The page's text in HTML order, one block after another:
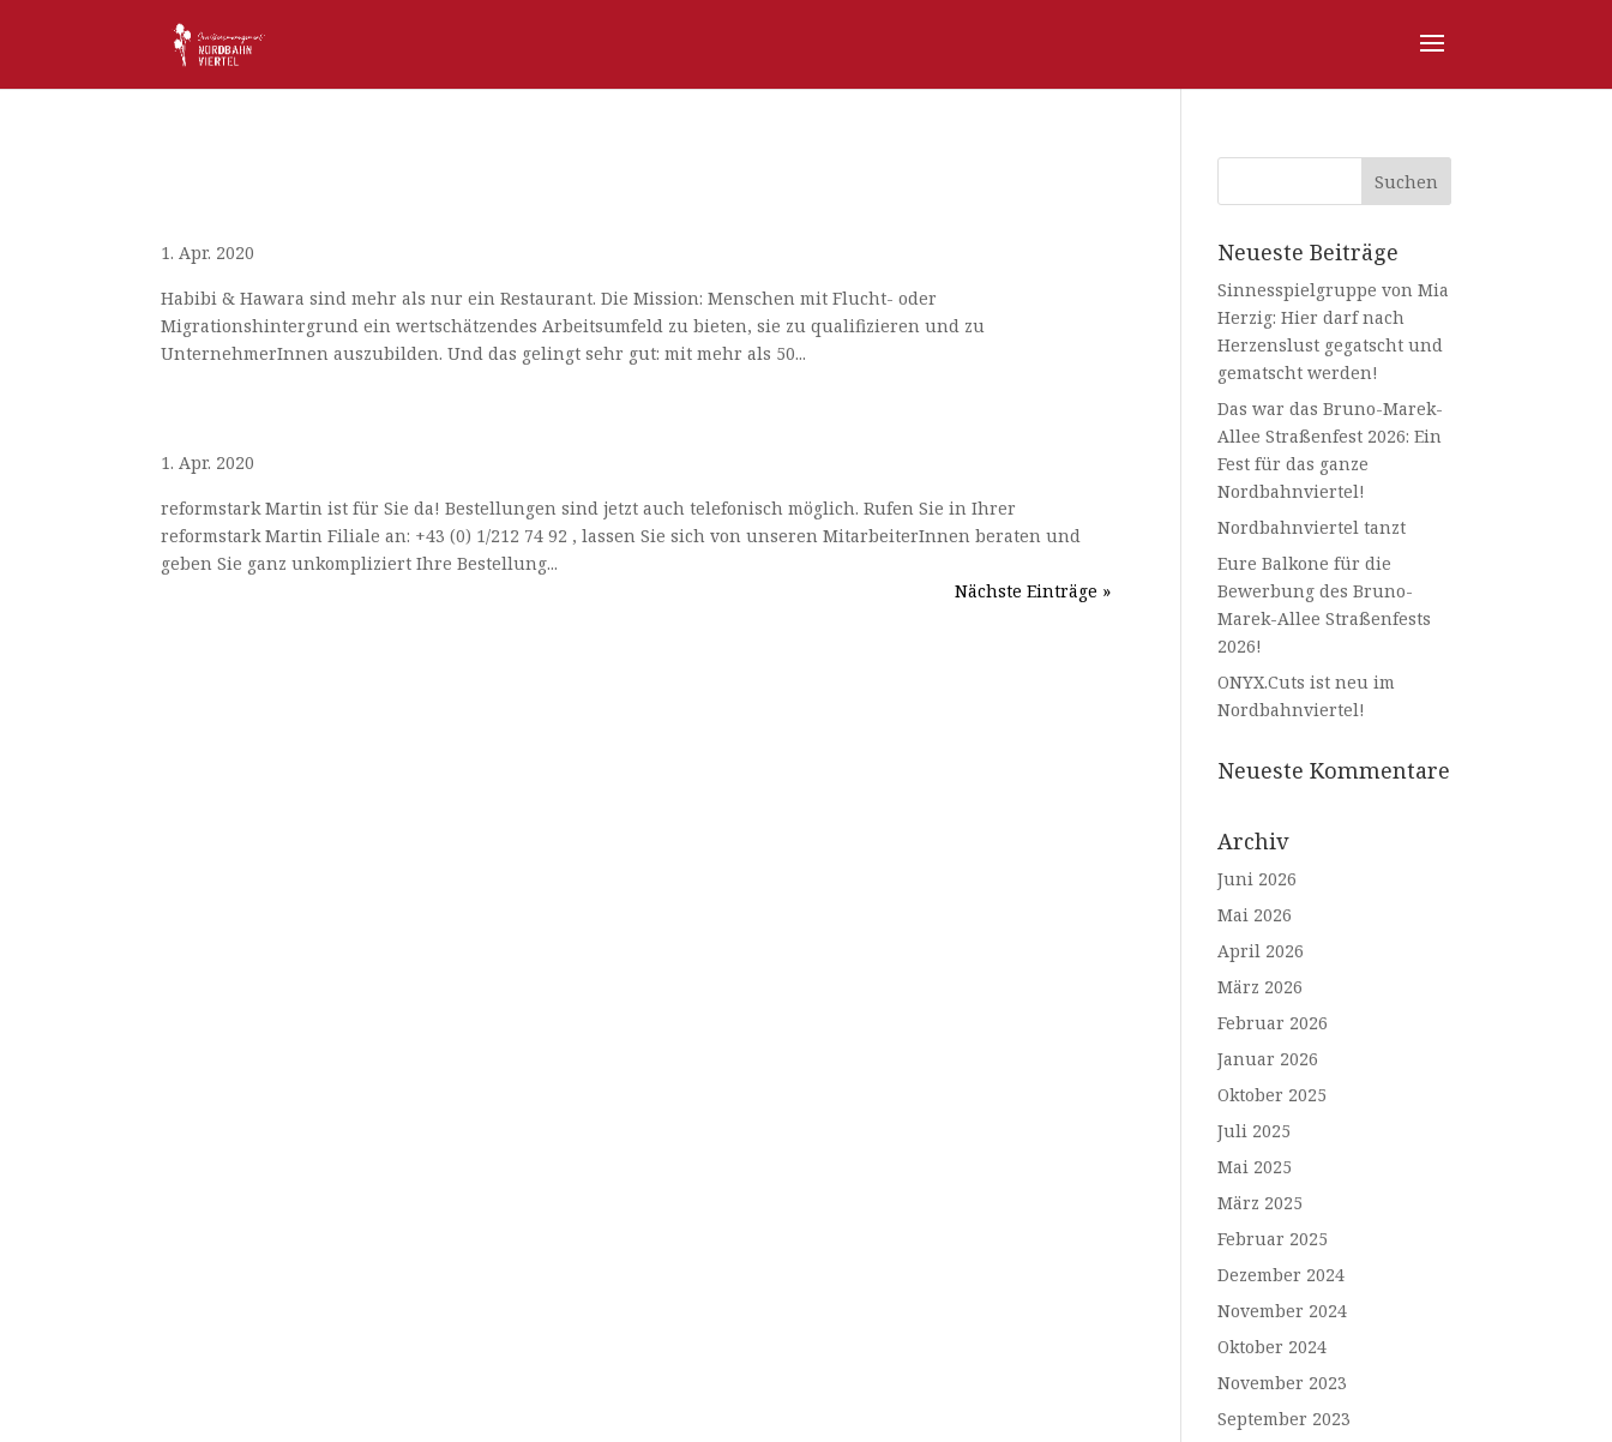
1. Apr. 2020
Habibi & Hawara sind mehr als nur ein Restaurant. Die Mission: Menschen mit Flucht- oder
Migrationshintergrund ein wertschätzendes Arbeitsumfeld zu bieten, sie zu qualifizieren und zu
UnternehmerInnen auszubilden. Und das gelingt sehr gut: mit mehr als 50...
1. Apr. 2020
reformstark Martin ist für Sie da! Bestellungen sind jetzt auch telefonisch möglich. Rufen Sie in Ihrer
reformstark Martin Filiale an: +43 (0) 1/212 74 92 , lassen Sie sich von unseren MitarbeiterInnen beraten und
geben Sie ganz unkompliziert Ihre Bestellung...
Nächste Einträge »
Neueste Beiträge
Sinnesspielgruppe von Mia
Herzig: Hier darf nach
Herzenslust gegatscht und
gematscht werden!
Das war das Bruno-Marek-
Allee Straßenfest 2026: Ein
Fest für das ganze
Nordbahnviertel!
Nordbahnviertel tanzt
Eure Balkone für die
Bewerbung des Bruno-
Marek-Allee Straßenfests
2026!
ONYX.Cuts ist neu im
Nordbahnviertel!
Neueste Kommentare
Archiv
Juni 2026
Mai 2026
April 2026
März 2026
Februar 2026
Januar 2026
Oktober 2025
Juli 2025
Mai 2025
März 2025
Februar 2025
Dezember 2024
November 2024
Oktober 2024
November 2023
September 2023